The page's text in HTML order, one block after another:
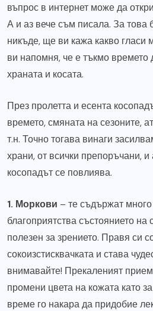
въпрос в интернет може да
А и аз вече съм писала. За това
никъде, ще ви кажа какво гласи
ви напомня, че е тъкмо времето
храната и косата.
През пролетта и есента
времето, смяната на сезоните,
т.н. Точно тогава винаги
храни, от всички препоръчани,
косопадът се повлиява.
1. Моркови – те съдържат
благоприятства състоянието на
полезен за зрението. Правя си
сокоизстисквачката и става
внимавайте! Прекаленият
промени цвета на кожата като
време го накара да придобие